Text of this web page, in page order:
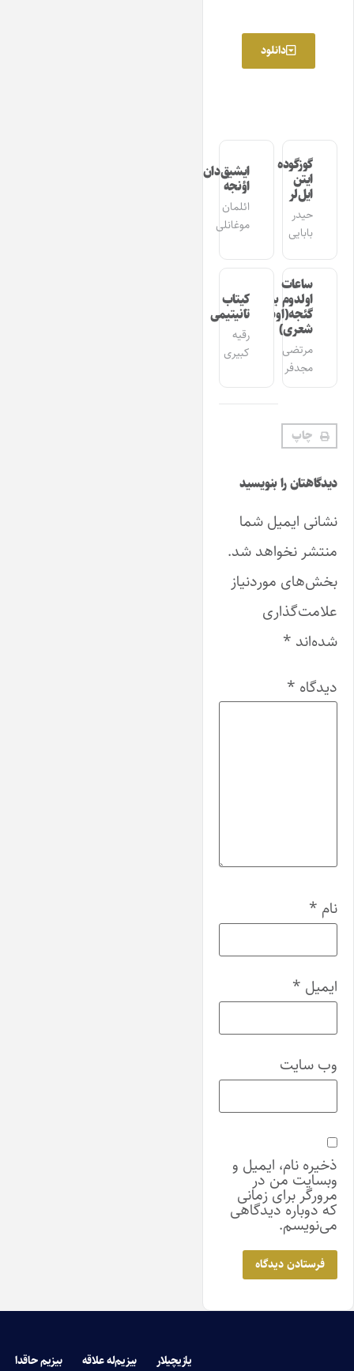
دانلود
گوزگوده
ایتن
ایل‌لر
حیدر
بابایی
ایشیق‌دان
اؤنجه
ائلمان
موغانلی
ساعات
اولدوم بیر
گئجه(اوشاق
شعری)
مرتضی
مجدفر
کیتاب
تانیتیمی
رقیه
کبیری
چاپ
دیدگاهتان را بنویسید
نشانی ایمیل شما
منتشر نخواهد شد.
بخش‌های موردنیاز
علامت‌گذاری
شده‌اند *
دیدگاه *
نام *
ایمیل *
وب‌ سایت
ذخیره نام، ایمیل و
وبسایت من در
مرورگر برای زمانی
که دوباره دیدگاهی
می‌نویسم.
یازیچیلار بیزیم‌له علاقه بیزیم حاقدا